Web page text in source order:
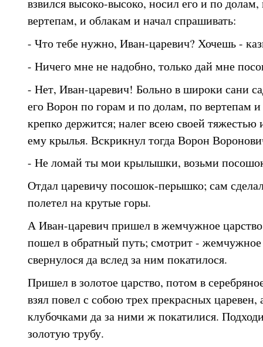
взвился высоко-высоко, носил его и по
вертепам, и облакам и начал спрашивать:
- Что тебе нужно, Иван-царевич? Хочешь -
- Ничего мне не надобно, только дай мне
- Нет, Иван-царевич! Больно в широки сани
его Ворон по горам и по долам, по вертепам
крепко держится; налег всею своей тяжестью
ему крылья. Вскрикнул тогда Ворон
- Не ломай ты мои крылышки, возьми
Отдал царевичу посошок-перышко; сам
полетел на крутые горы.
А Иван-царевич пришел в жемчужное
пошел в обратный путь; смотрит - жемчужное
свернулося да вслед за ним покатилося.
Пришел в золотое царство, потом в
взял повел с собою трех прекрасных царевен,
клубочками да за ними ж покатилися.
золотую трубу.